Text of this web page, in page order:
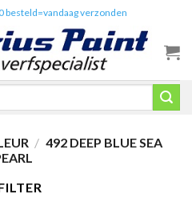
besteld=vandaag verzonden
/ 492 DEEP BLUE SEA